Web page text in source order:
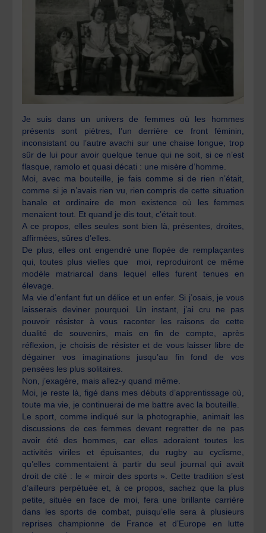
Je suis dans un univers de femmes où les hommes
présents sont piètres, l’un derrière ce front féminin,
inconsistant ou l’autre avachi sur une chaise longue, trop
sûr de lui pour avoir quelque tenue qui ne soit, si ce n’est
flasque, ramolo et quasi décati : une misère d’homme.
Moi, avec ma bouteille, je fais comme si de rien n’était,
comme si je n’avais rien vu, rien compris de cette situation
banale et ordinaire de mon existence où les femmes
menaient tout. Et quand je dis tout, c’était tout.
A ce propos, elles seules sont bien là, présentes, droites,
affirmées, sûres d’elles.
De plus, elles ont engendré une flopée de remplaçantes
qui, toutes plus vielles que moi, reproduiront ce même
modèle matriarcal dans lequel elles furent tenues en
élevage.
Ma vie d’enfant fut un délice et un enfer. Si j’osais, je vous
laisserais deviner pourquoi. Un instant, j’ai cru ne pas
pouvoir résister à vous raconter les raisons de cette
dualité de souvenirs, mais en fin de compte, après
réflexion, je choisis de résister et de vous laisser libre de
dégainer vos imaginations jusqu’au fin fond de vos
pensées les plus solitaires.
Non, j’exagère, mais allez-y quand même.
Moi, je reste là, figé dans mes débuts d’apprentissage où,
toute ma vie, je continuerai de me battre avec la bouteille.
Le sport, comme indiqué sur la photographie, animait les
discussions de ces femmes devant regretter de ne pas
avoir été des hommes, car elles adoraient toutes les
activités viriles et épuisantes, du rugby au cyclisme,
qu’elles commentaient à partir du seul journal qui avait
droit de cité : le « miroir des sports ». Cette tradition s’est
d’ailleurs perpétuée et, à ce propos, sachez que la plus
petite, située en face de moi, fera une brillante carrière
dans les sports de combat, puisqu’elle sera à plusieurs
reprises championne de France et d’Europe en lutte